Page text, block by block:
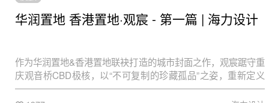
华润置地 香港置地·观宸 - 第一篇 | 海力设计
作为华润置地&香港置地联袂打造的城市封面之作，观宸踞守重
庆观音桥CBD极核，以“不可复制的珍藏孤品”之姿，重新定义
城市人居高度。